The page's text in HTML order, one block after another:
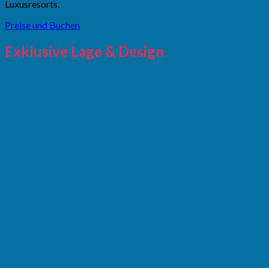
Luxusresorts.
Preise und Buchen
Exklusive Lage & Design